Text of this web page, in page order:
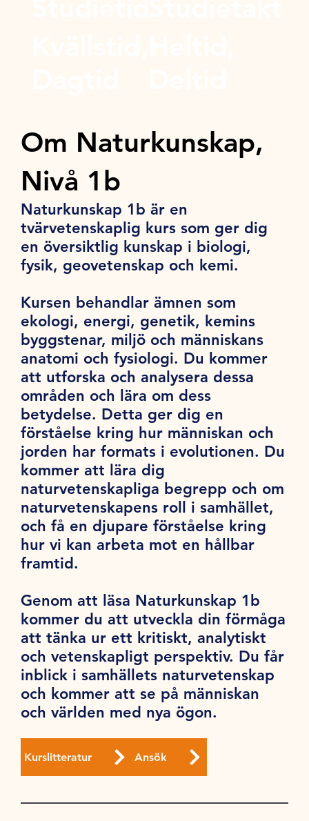
Om Naturkunskap,
Nivå 1b
Naturkunskap 1b är en
tvärvetenskaplig kurs som ger dig
en översiktlig kunskap i biologi,
fysik, geovetenskap och kemi.
Kursen behandlar ämnen som
ekologi, energi, genetik, kemins
byggstenar, miljö och människans
anatomi och fysiologi. Du kommer
att utforska och analysera dessa
områden och lära om dess
betydelse. Detta ger dig en
förståelse kring hur människan och
jorden har formats i evolutionen. Du
kommer att lära dig
naturvetenskapliga begrepp och om
naturvetenskapens roll i samhället,
och få en djupare förståelse kring
hur vi kan arbeta mot en hållbar
framtid.
Genom att läsa Naturkunskap 1b
kommer du att utveckla din förmåga
att tänka ur ett kritiskt, analytiskt
och vetenskapligt perspektiv. Du får
inblick i samhällets naturvetenskap
och kommer att se på människan
och världen med nya ögon.
Kurslitteratur Ansök